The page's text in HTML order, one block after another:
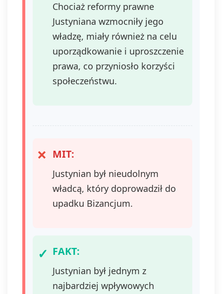
Chociaż reformy prawne
Justyniana wzmocniły jego
władzę, miały również na celu
uporządkowanie i uproszczenie
prawa, co przyniosło korzyści
społeczeństwu.
MIT:
Justynian był nieudolnym
władcą, który doprowadził do
upadku Bizancjum.
FAKT:
Justynian był jednym z
najbardziej wpływowych